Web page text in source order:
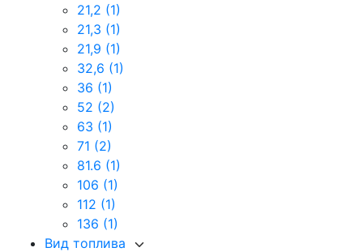
21,2 (1)
21,3 (1)
21,9 (1)
32,6 (1)
36 (1)
52 (2)
63 (1)
71 (2)
81.6 (1)
106 (1)
112 (1)
136 (1)
Вид топлива